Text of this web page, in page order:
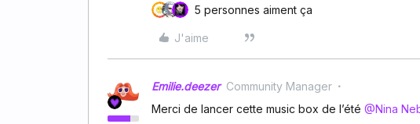
5 personnes aiment ça
J'aime
Emilie.deezer Community Manager
Merci de lancer cette music box de l’été ​ @Nina